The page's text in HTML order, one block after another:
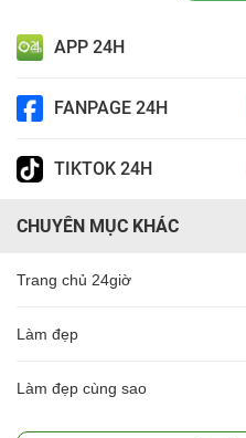
APP 24H
FANPAGE 24H
TIKTOK 24H
CHUYÊN MỤC KHÁC
Trang chủ 24giờ
Làm đẹp
Làm đẹp cùng sao